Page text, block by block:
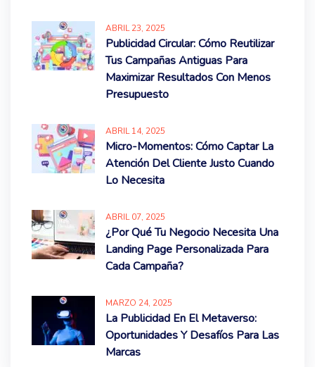
ABRIL23, 2025
Publicidad Circular: Cómo Reutilizar
Tus Campañas Antiguas Para
Maximizar Resultados Con Menos
Presupuesto
ABRIL14, 2025
Micro-Momentos: Cómo Captar La
Atención Del Cliente Justo Cuando
Lo Necesita
ABRIL07, 2025
¿Por Qué Tu Negocio Necesita Una
Landing Page Personalizada Para
Cada Campaña?
MARZO 24, 2025
La Publicidad En El Metaverso:
Oportunidades Y Desafíos Para Las
Marcas